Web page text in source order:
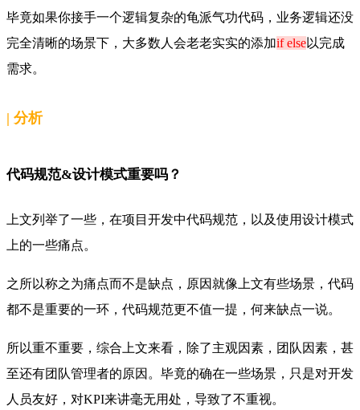
毕竟如果你接手一个逻辑复杂的龟派气功代码，业务逻辑还没
完全清晰的场景下，大多数人会老老实实的添加if else以完成
需求。
| 分析
代码规范&设计模式重要吗？
上文列举了一些，在项目开发中代码规范，以及使用设计模式
上的一些痛点。
之所以称之为痛点而不是缺点，原因就像上文有些场景，代码
都不是重要的一环，代码规范更不值一提，何来缺点一说。
所以重不重要，综合上文来看，除了主观因素，团队因素，甚
至还有团队管理者的原因。毕竟的确在一些场景，只是对开发
人员友好，对KPI来讲毫无用处，导致了不重视。